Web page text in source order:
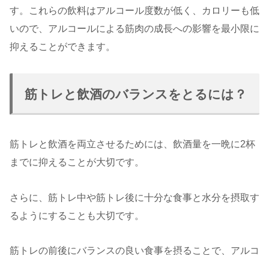
す。これらの飲料はアルコール度数が低く、カロリーも低
いので、アルコールによる筋肉の成長への影響を最小限に
抑えることができます。
筋トレと飲酒のバランスをとるには？
筋トレと飲酒を両立させるためには、飲酒量を一晩に2杯
までに抑えることが大切です。
さらに、筋トレ中や筋トレ後に十分な食事と水分を摂取す
るようにすることも大切です。
筋トレの前後にバランスの良い食事を摂ることで、アルコ